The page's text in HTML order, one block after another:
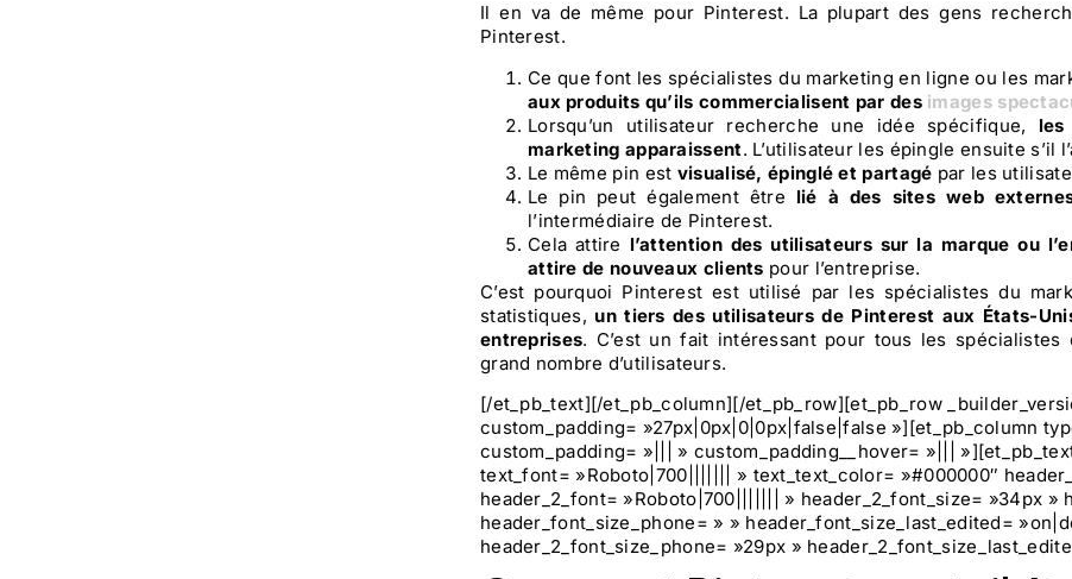
Il en va de même pour Pinterest. La plupart des gens
Pinterest.
Ce que font les spécialistes du marketing en ligne ou les
aux produits qu’ils commercialisent par des images
Lorsqu’un utilisateur recherche une idée spécifique,
marketing apparaissent. L’utilisateur les épingle ensuite s’il
Le même pin est visualisé, épinglé et partagé par les
Le pin peut également être lié à des sites web
l’intermédiaire de Pinterest.
Cela attire l’attention des utilisateurs sur la marque ou
attire de nouveaux clients pour l’entreprise.
C’est pourquoi Pinterest est utilisé par les spécialistes du
statistiques, un tiers des utilisateurs de Pinterest aux États-
entreprises. C’est un fait intéressant pour tous les
grand nombre d’utilisateurs.
[/et_pb_text][/et_pb_column][/et_pb_row][et_pb_row
custom_padding= »27px|0px|0|0px|false|false »][et_pb_column
custom_padding= »||| » custom_padding__hover= »|||
text_font= »Roboto|700||||||| » text_text_color= »#000000″
header_2_font= »Roboto|700||||||| » header_2_font_size= »34px »
header_font_size_phone= » » header_font_size_last_edited=
header_2_font_size_phone= »29px »